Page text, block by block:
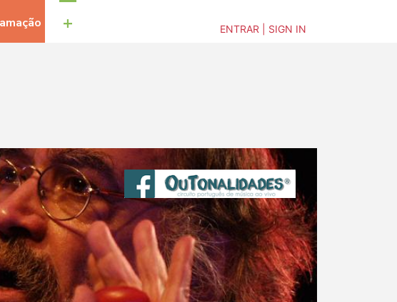
+ ENTRAR | SIGN IN